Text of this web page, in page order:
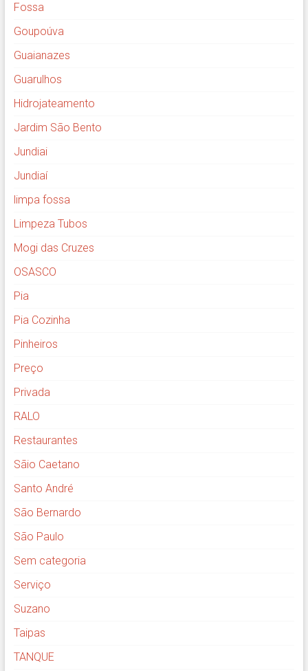
Fossa
Goupoúva
Guaianazes
Guarulhos
Hidrojateamento
Jardim São Bento
Jundiai
Jundiaí
limpa fossa
Limpeza Tubos
Mogi das Cruzes
OSASCO
Pia
Pia Cozinha
Pinheiros
Preço
Privada
RALO
Restaurantes
Sãio Caetano
Santo André
São Bernardo
São Paulo
Sem categoria
Serviço
Suzano
Taipas
TANQUE